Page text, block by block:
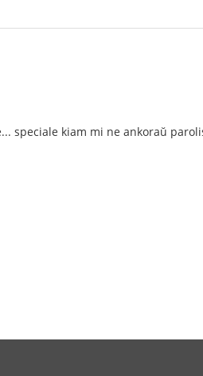
speciale kiam mi ne ankoraŭ